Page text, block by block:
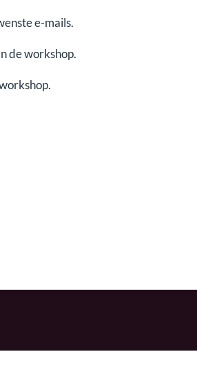
e-mails.
de workshop.